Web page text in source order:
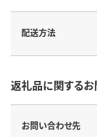
配送方法
返礼品に関する
お問い合わせ先